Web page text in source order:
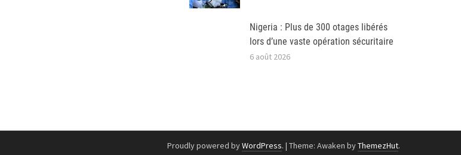
Nigeria : Plus de 300 otages libérés
lors d’une vaste opération sécuritaire
6 août 2026
Proudly powered byWordPress. | Theme: Awaken byThemezHut.